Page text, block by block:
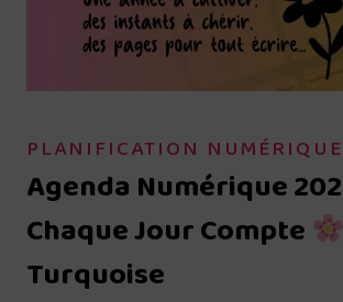
PLANIFICATION NUMÉRIQUE
Agenda Numérique
Chaque Jour Compte
Turquoise